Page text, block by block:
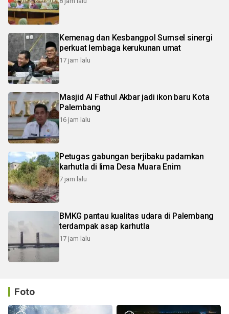
Kemenag dan Kesbangpol Sumsel sinergi
perkuat lembaga kerukunan umat
17 jam lalu
Masjid Al Fathul Akbar jadi ikon baru Kota
Palembang
16 jam lalu
Petugas gabungan berjibaku padamkan
karhutla di lima Desa Muara Enim
7 jam lalu
BMKG pantau kualitas udara di Palembang
terdampak asap karhutla
17 jam lalu
Foto